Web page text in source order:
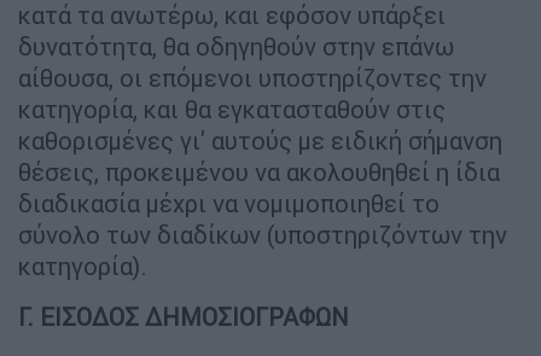
κατά τα ανωτέρω, και εφόσον υπάρξει
δυνατότητα, θα οδηγηθούν στην επάνω
αίθουσα, οι επόμενοι υποστηρίζοντες την
κατηγορία, και θα εγκατασταθούν στις
καθορισμένες γι' αυτούς με ειδική σήμανση
θέσεις, προκειμένου να ακολουθηθεί η ίδια
διαδικασία μέχρι να νομιμοποιηθεί το
σύνολο των διαδίκων (υποστηριζόντων την
κατηγορία).
Γ. ΕΙΣΟΔΟΣ ΔΗΜΟΣΙΟΓΡΑΦΩΝ